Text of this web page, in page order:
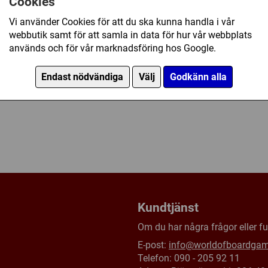
Vi använder Cookies för att du ska kunna handla i vår
webbutik samt för att samla in data för hur vår webbplats
används och för vår marknadsföring hos Google.
Endast nödvändiga Välj Godkänn alla
Kundtjänst
Om du har några frågor eller
E-post:
Telefon: 090 - 205 92 11